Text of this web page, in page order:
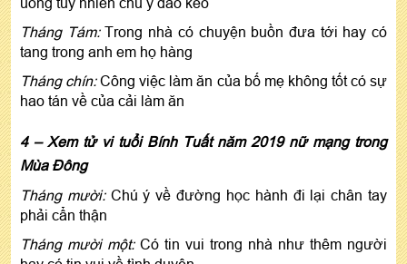
Tháng Tám:Trong nhà có chuyện buồn đưa tới hay có
tang trong anh em họ hàng
Tháng chín:Công việc làm ăn của bố mẹ không tốt có sự
hao tán về của cải làm ăn
4 – Xem tử vi tuổi Bính Tuất năm 2019 nữ mạng trong
Mùa Đông
Tháng mười:Chú ý về đường học hành đi lại chân tay
phải cẩn thận
Tháng mười một:Có tin vui trong nhà như thêm người